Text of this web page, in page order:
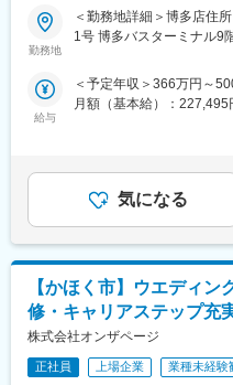
＝成婚」という明確な定
客層に直接リーチできる
変更の範囲：会社の定め
・営業企画
・ホテルの総支配人
・広報・マーケティング職
い、幸せをともに分かち
ちの使命は「心に灼きつ
それは、記憶としてその
け合わせることでかけが
たちの仕事です。
◎人々がまだ気づいていな
された感性と、確かな実
業界を牽引し続けてきま
ようなかけがえのない瞬
もてなし」とは何かを追
■婚活企業の保険事業とは
当社は成婚～生活まで人
るため、
■採用背景
今後、当社の中で保険事
す。
近年、成婚された会員様
ていく予定です。1人1人
たい方、大歓迎です！
■業務内容
婚活サービス事業部から
設計や資産形成のアドバ
勤務地
＜勤務地詳細＞博多店住
1号 博多バスターミナル9
給与
＜予定年収＞366万円～
月額（基本給）：
（2月、8月）■賞与：年2
（一律2.5万円／月）※業
賃金はあくまでも目安の
性があります。月給(月額
気になる
【かほく市】ウエディ
修・キャリアステップ充
株式会社オンザページ
正社員 上場企業 業種未経験